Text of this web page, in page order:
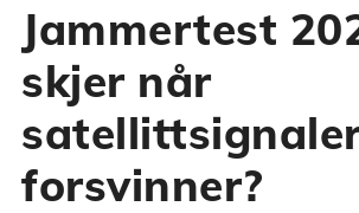
Jammertest
skjer når
forsvinner?